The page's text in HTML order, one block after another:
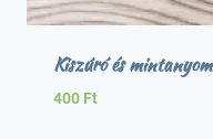
Kiszúró és
400 Ft